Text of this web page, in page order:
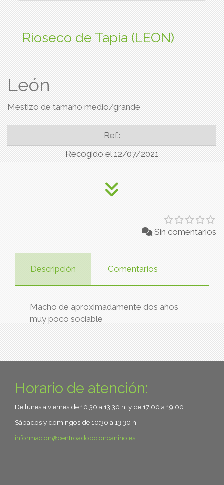
Rioseco de Tapia (LEON)
León
Mestizo de tamaño medio/grande
Ref.:
Recogido el 12/07/2021
Sin comentarios
Descripción Comentarios
Macho de aproximadamente dos años
muy poco sociable
Horario de atención:
De lunes a viernes de 10:30 a 13:30 h. y de 17:00 a 19:00
Sábados y domingos de 10:30 a 13:30 h.
informacion
centroadopcioncanino.es